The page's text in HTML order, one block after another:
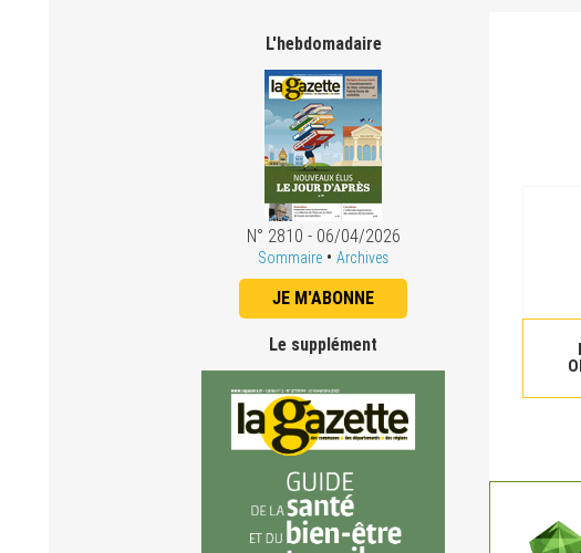
L'hebdomadaire
N° 2810 - 06/04/2026
Sommaire • Archives
JE M'ABONNE
Le supplément